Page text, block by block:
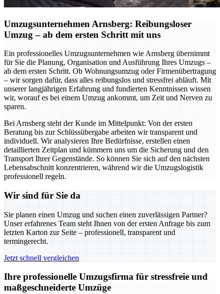
Umzugsunternehmen Arnsberg: Reibungsloser
Umzug – ab dem ersten Schritt mit uns
Ein professionelles Umzugsunternehmen wie Arnsberg übernimmt
für Sie die Planung, Organisation und Ausführung Ihres Umzugs –
ab dem ersten Schritt. Ob Wohnungsumzug oder Firmenübertragung
– wir sorgen dafür, dass alles reibungslos und stressfrei abläuft. Mit
unserer langjährigen Erfahrung und fundierten Kenntnissen wissen
wir, worauf es bei einem Umzug ankommt, um Zeit und Nerven zu
sparen.
Bei Arnsberg steht der Kunde im Mittelpunkt: Von der ersten
Beratung bis zur Schlüssübergabe arbeiten wir transparent und
individuell. Wir analysieren Ihre Bedürfnisse, erstellen einen
detaillierten Zeitplan und kümmern uns um die Sicherung und den
Transport Ihrer Gegenstände. So können Sie sich auf den nächsten
Lebensabschnitt konzentrieren, während wir die Umzugslogistik
professionell regeln.
Wir sind für Sie da
Sie planen einen Umzug und suchen einen zuverlässigen Partner?
Unser erfahrenes Team steht Ihnen von der ersten Anfrage bis zum
letzten Karton zur Seite – professionell, transparent und
termingerecht.
Jetzt schnell vergleichen
Ihre professionelle Umzugsfirma für stressfreie und
maßgeschneiderte Umzüge